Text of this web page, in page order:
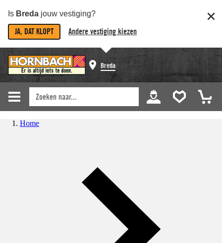
Is Breda jouw vestiging?
JA, DAT KLOPT Andere vestiging kiezen
Breda
Home